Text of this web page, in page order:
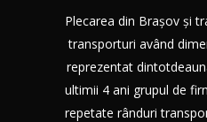
Plecarea din Brașov și
transporturi având
reprezentat
ultimii 4 ani grupul de
repetate rânduri